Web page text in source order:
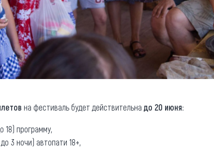
на фестиваль будет действительна до 20 июня:
18) программу,
3 ночи) автопати 18+,